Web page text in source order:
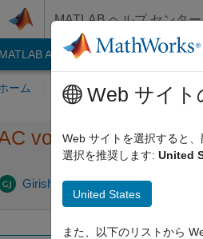
MATLAB ヘルプ センター
MATLAB Answers File Exchange
ーム 質問する 回答 閲覧
voltage source is
Girisha Joshi 2014 3 月 10
Web サイト
Web サイトを選択すると
選択を推奨します: United
United States
また、以下のリストから